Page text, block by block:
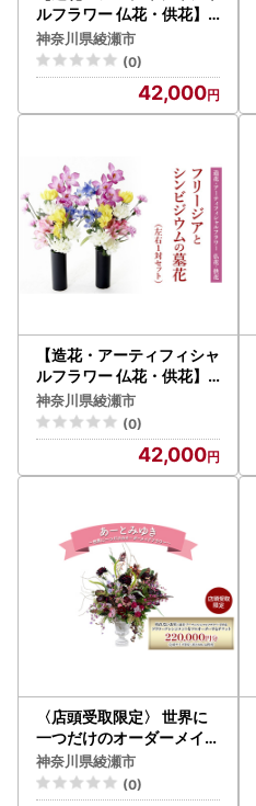
ルフラワー 仏花・供花】
イエローカサブランカとア
ルストロメリアの墓花（左
右1対セット）
神奈川県綾瀬市
(0)
42,000
【造花・アーティフィシャ
ルフラワー 仏花・供花】
フリージアとシンビジウム
の墓花（左右1対セット）
神奈川県綾瀬市
(0)
42,000
〈店頭受取限定〉 世界に
一つだけのオーダーメイド
フラワー あーとみゆき 枯
れないお花（造花・アーテ
ィフィシャルフラワー）で
神奈川県綾瀬市
(0)